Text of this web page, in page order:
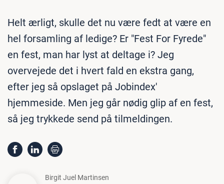
Helt ærligt, skulle det nu være fedt at være en
hel forsamling af ledige? Er "Fest For Fyrede"
en fest, man har lyst at deltage i? Jeg
overvejede det i hvert fald en ekstra gang,
efter jeg så opslaget på Jobindex'
hjemmeside. Men jeg går nødig glip af en fest,
så jeg trykkede send på tilmeldingen.
Birgit Juel Martinsen